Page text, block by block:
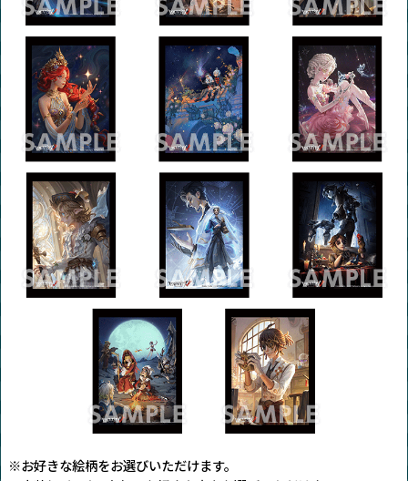
※お好きな絵柄をお選びいただけます。